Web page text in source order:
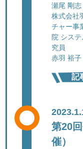
瀬尾 剛志
株式会社
チャー事
院 シス
究員
赤羽 裕子
記
第20
催）